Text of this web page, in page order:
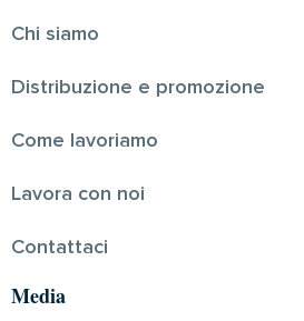
Chi siamo
Distribuzione e promozione
Come lavoriamo
Lavora con noi
Contattaci
Media